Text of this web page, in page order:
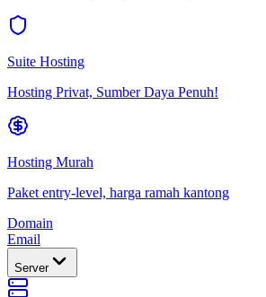
Suite Hosting
Hosting Privat, Sumber Daya Penuh!
Hosting Murah
Paket entry-level, harga ramah kantong
Domain
Email
Server